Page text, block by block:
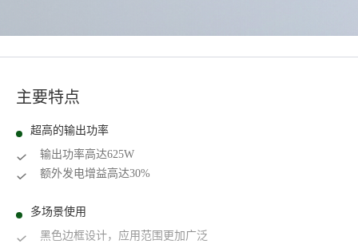
主要特点
超高的输出功率
输出功率高达625W
额外发电增益高达30%
多场景使用
黑色边框设计，应用范围更加广泛